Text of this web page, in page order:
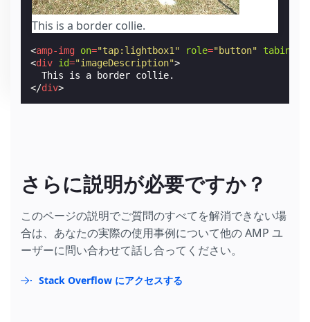
This is a border collie.
<amp-img on="tap:lightbox1" role="button" tabindex
<div id="imageDescription">
</div>
さらに説明が必要ですか？
このページの説明でご質問のすべてを解消できない場
合は、あなたの実際の使用事例について他の AMP ユ
ーザーに問い合わせて話し合ってください。
Stack Overflow にアクセスする